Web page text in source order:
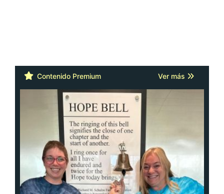
Contenido Premium Ver más